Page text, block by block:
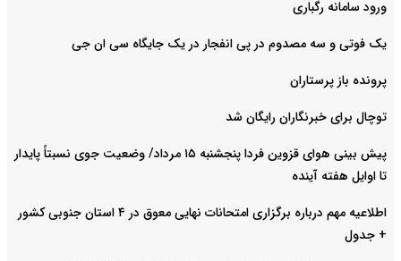
ورود سامانه رگباری
یک فوتی و سه مصدوم در پی انفجار در یک جایگاه سی ان جی
پرونده باز پرستاران
توچال برای خبرنگاران رایگان شد
پیش بینی هوای قزوین فردا پنجشنبه ۱۵ مرداد/ وضعیت جوی نسبتاً پایدار
تا اوایل هفته آینده
اطلاعیه مهم درباره برگزاری امتحانات نهایی معوق در ۴ استان جنوبی کشور
+ جدول